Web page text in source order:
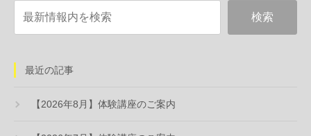
最近の記事
【2026年8月】体験講座のご案内